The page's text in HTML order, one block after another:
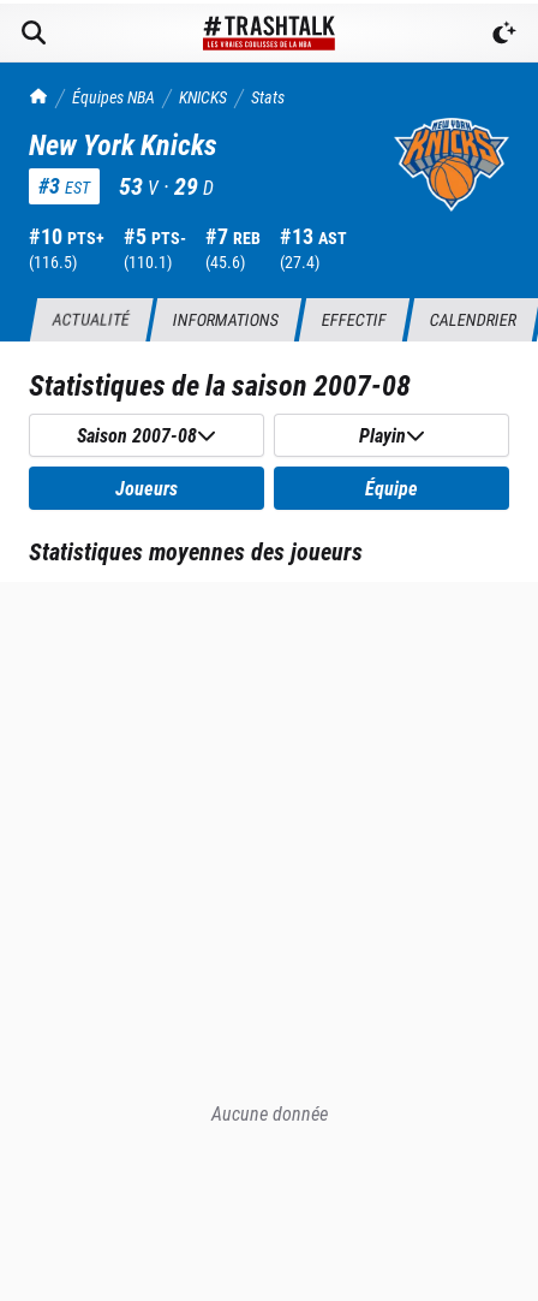
TrashTalk Actu NBA
Équipes NBA KNICKS Stats
New York Knicks
#3 EST 53 V ·29D
#10 PTS+
(116.5)
#5 PTS-
(110.1)
#7 REB
(45.6)
#13 AST
(27.4)
ACTUALITÉ INFORMATIONS EFFECTIF CALENDRIER
Statistiques de la saison2007-08
Saison 2007-08 Playin
Joueurs Équipe
Statistiques moyennes des joueurs
Aucune donnée